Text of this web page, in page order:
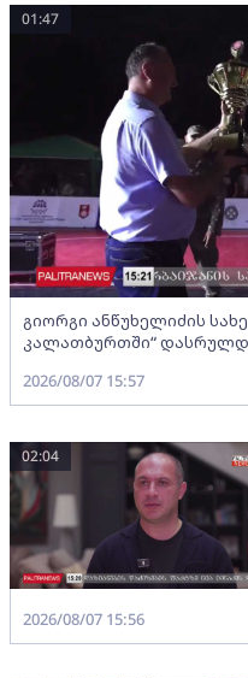
გიორგი ანწუხელიძის
კალათბურთში“
01:47
2026/08/07 15:57
02:04
2026/08/07 15:56